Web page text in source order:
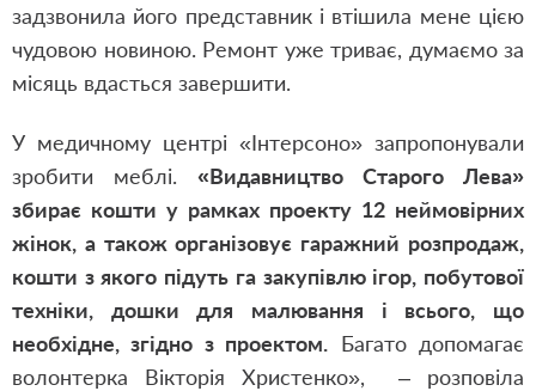
задзвонила його представник і втішила мене цією
чудовою новиною. Ремонт уже триває, думаємо за
місяць вдасться завершити.
У медичному центрі «Інтерсоно» запропонували
зробити меблі. «Видавництво Старого Лева»
збирає кошти у рамках проекту 12 неймовірних
жінок, а також організовує гаражний розпродаж,
кошти з якого підуть га закупівлю ігор, побутової
техніки, дошки для малювання і всього, що
необхідне, згідно з проектом. Багато допомагає
волонтерка Вікторія Христенко», – розповіла